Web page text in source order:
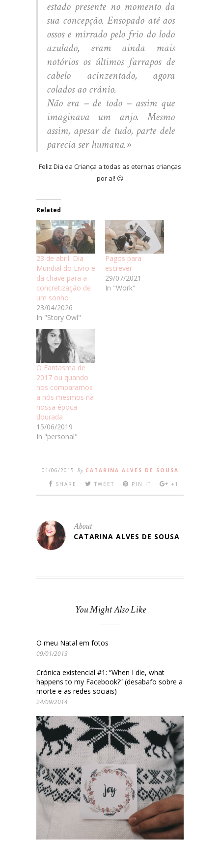
estado presente no momento da
sua concepção. Ensopado até aos
ossos e mirrado pelo frio do lodo
azulado, eram ainda mais
notórios os últimos farrapos de
cabelo acinzentado, agora
colados ao crânio.
Não era – de todo – assim que
imaginava um anjo. Mesmo
assim, apesar de tudo, parte dele
parecia ser humana.»
Feliz Dia da Criança a todas as eternas crianças
por aí! 😉
Related
23 de abril: Dia
Mundial do Livro e
da chave para a
concretização de
um sonho
23/04/2026
In "Story Owl"
Pagos para
escrever
29/07/2021
In "Work"
O Fantasma de
2017 ou quando
nos comparamos
a nós mesmos na
nossa época
dourada
15/06/2019
In "personal"
01/06/2015 By CATARINA ALVES DE SOUSA
SHARE
TWEET PIN IT +1
About
CATARINA ALVES DE SOUSA
You Might Also Like
O meu Natal em fotos
09/01/2013
Crónica existencial #1: “When I die, what
happens to my Facebook?” (desabafo sobre a
morte e as redes sociais)
24/09/2014